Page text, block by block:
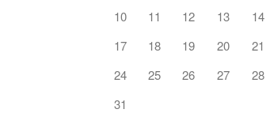
10
11 12 13
14
17
18 19 20
21
24
25 26 27
28
31